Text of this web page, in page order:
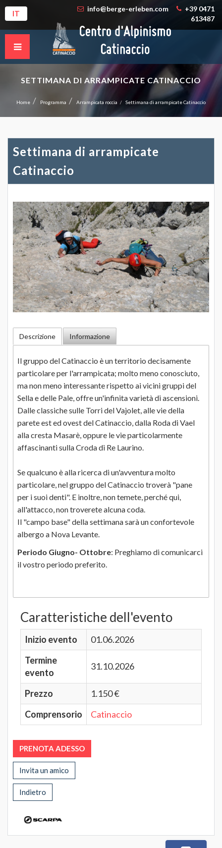
IT
info@berge-erleben.com
+39 0471
613487
SETTIMANA DI ARRAMPICATE CATINACCIO
Home Programma Arrampicata roccia Settimana di arrampicate Catinaccio
Settimana di arrampicate
Catinaccio
Descrizione Informazione
Il gruppo del Catinaccio è un territorio decisamente
particolare per l'arrampicata; molto meno conosciuto,
ma non meno interessante rispetto ai vicini gruppi del
Sella e delle Pale, offre un'infinita varietà di ascensioni.
Dalle classiche sulle Torri del Vajolet, alle vie della
parete est ed ovest del Catinaccio, dalla Roda di Vael
alla cresta Masarè, oppure le vie particolarmente
affascinanti sulla Croda di Re Laurino.
Se qualcuno è alla ricerca di un'avventura molto
particolare, nel gruppo del Catinaccio troverà "pane
per i suoi denti". E inoltre, non temete, perché qui,
all'attacco, non troverete alcuna coda.
Il "campo base" della settimana sarà un confortevole
albergo a Nova Levante.
Periodo Giugno- Ottobre: Preghiamo di comunicarci
il vostro periodo preferito.
Caratteristiche dell'evento
Inizio evento
01.06.2026
Termine
evento
31.10.2026
Prezzo
1.150 €
Comprensorio
Catinaccio
PRENOTA ADESSO
Invita un amico
Indietro